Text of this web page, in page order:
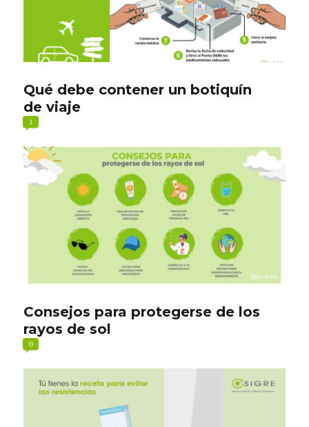
Qué debe contener un botiquín
de viaje
1
Consejos para protegerse de los
rayos de sol
0